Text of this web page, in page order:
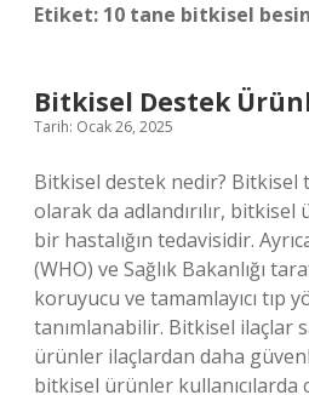
Etiket: 10 tane bitkisel
Bitkisel Destek
Tarih: Ocak 26, 2025
Bitkisel destek nedir? Bitkisel
olarak da adlandırılır,
bir hastalığın tedavisidir.
(WHO) ve Sağlık Bakanlığı
koruyucu ve tamamlayıcı tıp
tanımlanabilir. Bitkisel ilaçlar
ürünler ilaçlardan daha
bitkisel ürünler kullanıcılarda